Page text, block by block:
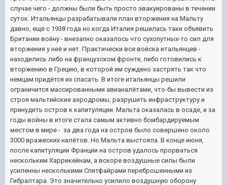
случае чего - должны были быть просто эвакуированы в течении
суток. Итальянцы разрабатывали план вторжения на Мальту
давно, ещё с 1938 года но когда Италия решилась таки объявить
Британии войну - внезапно оказалось что сухопутных-то сил для
вторжения у неё и нет. Практически все войска итальянцев -
находились либо на французском фронте, либо готовились к
вторжению в Грецию, в которой им суждено застрять так что
немцам придётся их спасать. В итоге итальянцы решили
ограничится массированными авианалётами, что-бы вывести из
строя мальтийские аэродромы, разрушить инфраструктуру и
принудить остров к капитуляции. Мальта оказалась в осаде, и за
годы войны в итоге стала самым активно бомбардируемым
местом в мире - за два года на остров было совершено около
3000 вражеских налётов. Но Мальта выстояла. В конце июня,
после капитуляции Франции на остров удалось прорваться
нескольким Харрикейнам, а вскоре воздушные силы были
усиленны несколькими Спитфайрами переброшенными из
Гибралтара. Это значительно усилило воздушную оборону